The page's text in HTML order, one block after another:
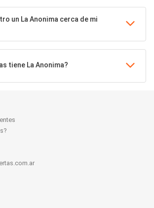
un La Anonima cerca de mi
tiene La Anonima?